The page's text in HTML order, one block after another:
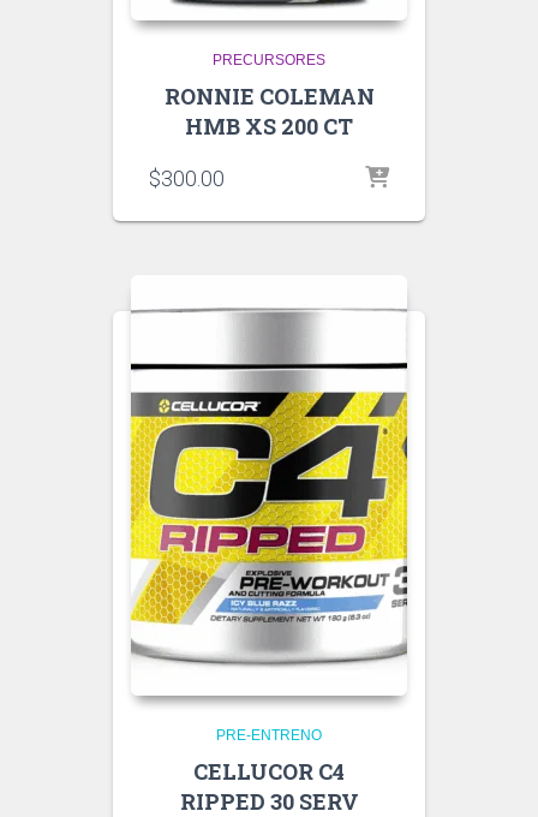
PRECURSORES
RONNIE COLEMAN
HMB XS 200 CT
$300.00
PRE-ENTRENO
CELLUCOR C4
RIPPED 30 SERV